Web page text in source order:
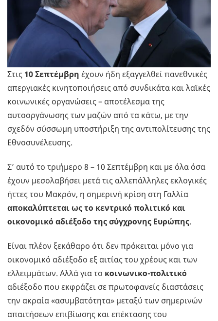
Στις 10 Σεπτέμβρη έχουν ήδη εξαγγελθεί πανεθνικές
απεργιακές κινητοποιήσεις από συνδικάτα και λαϊκές
κοινωνικές οργανώσεις – αποτέλεσμα της
αυτοοργάνωσης των μαζών από τα κάτω, με την
σχεδόν σύσσωμη υποστήριξη της αντιπολίτευσης της
Εθνοσυνέλευσης.
Σ’ αυτό το τριήμερο 8 – 10 Σεπτέμβρη και με όλα όσα
έχουν μεσολαβήσει μετά τις αλλεπάλληλες εκλογικές
ήττες του Μακρόν, η σημερινή κρίση στη Γαλλία
αποκαλύπτεται ως το κεντρικό πολιτικό και
οικονομικό αδιέξοδο της σύγχρονης Ευρώπης.
Είναι πλέον ξεκάθαρο ότι δεν πρόκειται μόνο για
οικονομικό αδιέξοδο εξ αιτίας του χρέους και των
ελλειμμάτων. Αλλά για το κοινωνικο-πολιτικό
αδιέξοδο που εκφράζει σε πρωτοφανείς διαστάσεις
την ακραία «ασυμβατότητα» μεταξύ των σημερινών
απαιτήσεων επιβίωσης και επέκτασης του